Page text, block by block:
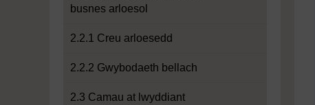
busnes arloesol
2.2.1 Creu arloesedd
2.2.2 Gwybodaeth bellach
2.3 Camau at lwyddiant